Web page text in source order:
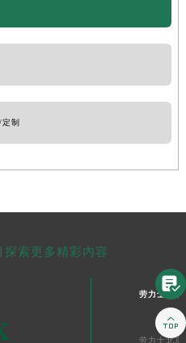
制
索更多精彩内容
劳力士中国
劳力士北京

